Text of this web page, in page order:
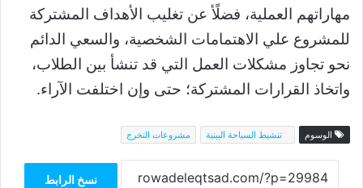
مهاراتهم العملية، فضلًأ عن تغليب الأهداف المشتركة
للمشروع علي الاهتمامات الشخصية، والسعي الدائم
نحو تجاوز مشكلات العمل التي قد تنشأ بين الطلاب،
واتخاذ القرارات المشتركة؛ حتى وإن اختلفت الآراء.
الوسوم تنشيط السياحة البينية مشروعات التخرج
نسخ الرابط